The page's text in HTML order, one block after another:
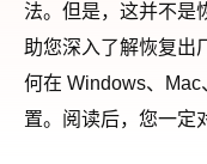
法。但是，这并不是
助您深入了解恢复出
何在 Windows、
置。阅读后，您一定